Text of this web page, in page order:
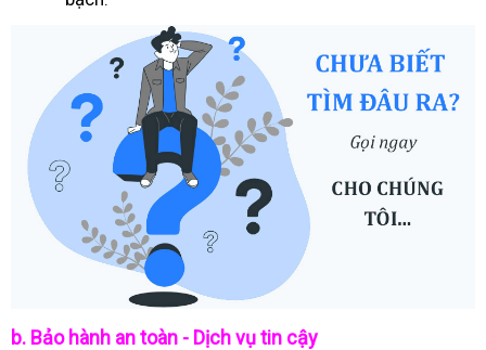
b. Bảo hành an toàn - Dịch vụ tin cậy